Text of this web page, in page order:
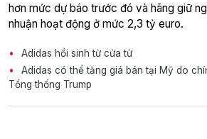
hơn mức dự báo trước đó và hãng giữ
nhuận hoạt động ở mức 2,3 tỷ euro.
Adidas hồi sinh từ cửa tử
Adidas có thể tăng giá bán tại Mỹ do
Tổng thống Trump